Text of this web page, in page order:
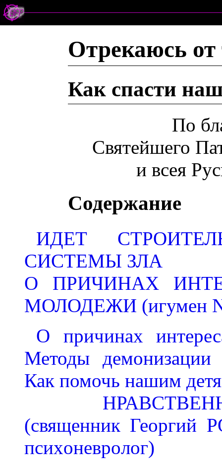
Отрекаюсь от
Как спасти
По
Святейшего
и всея
Содержание
ИДЕТ
СИСТЕМЫ ЗЛА
О ПРИЧИНАХ
МОЛОДЕЖИ (игумен
О причинах
Методы демонизации
Как помочь нашим
(священник Георгий
пcиxoнeвpoлoг)